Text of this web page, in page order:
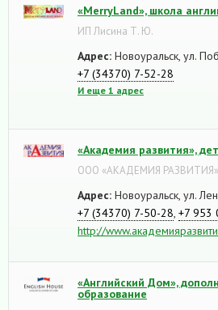
«MerryLand», школа
ИП Лисина Т. Ю.
Адрес: Новоуральск, ул.
+7 (34370) 7-52-28
И еще 1 адрес
«Академия развития»,
ООО «АКАДЕМИЯ РАЗВИТИЯ»
Адрес: Новоуральск, ул.
+7 (34370) 7-50-28, +7 953
http://
«Английский Дом»,
образование